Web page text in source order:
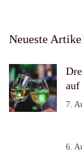
Neueste
auf
7.
6.